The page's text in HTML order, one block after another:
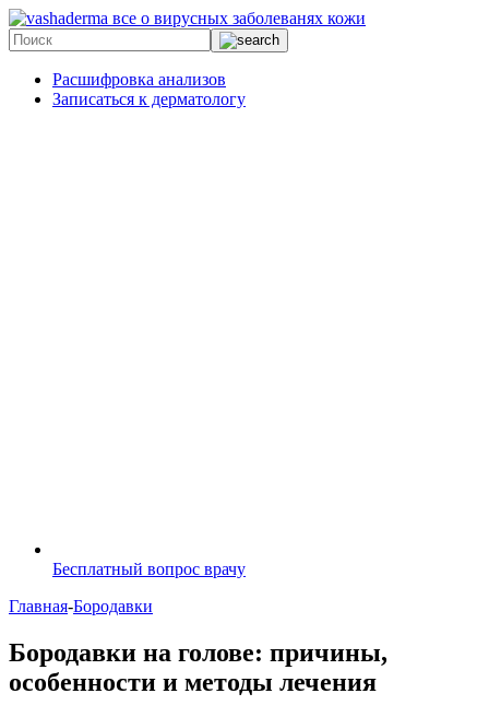
все о вирусных заболеванях кожи
Расшифровка анализов
Записаться к дерматологу
Бесплатный вопрос врачу
Главная-Бородавки
Бородавки на голове: причины,
особенности и методы лечения